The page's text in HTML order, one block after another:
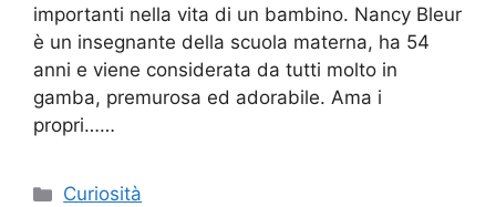
importanti nella vita di un bambino. Nancy Bleur
è un insegnante della scuola materna, ha 54
anni e viene considerata da tutti molto in
gamba, premurosa ed adorabile. Ama i
propri……
Categorie
Curiosità